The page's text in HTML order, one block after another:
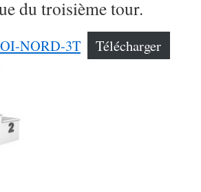
du troisième tour.
NORD-3T Télécharger